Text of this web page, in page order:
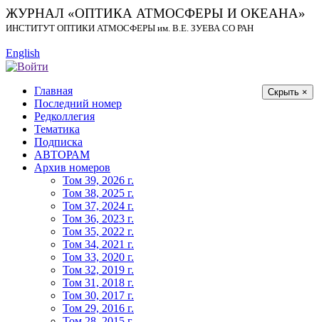
ЖУРНАЛ «ОПТИКА АТМОСФЕРЫ И ОКЕАНА»
ИНСТИТУТ ОПТИКИ АТМОСФЕРЫ им. В.Е. ЗУЕВА СО РАН
English
Скрыть ×
Главная
Последний номер
Редколлегия
Тематика
Подписка
АВТОРАМ
Архив номеров
Том 39, 2026 г.
Том 38, 2025 г.
Том 37, 2024 г.
Том 36, 2023 г.
Том 35, 2022 г.
Том 34, 2021 г.
Том 33, 2020 г.
Том 32, 2019 г.
Том 31, 2018 г.
Том 30, 2017 г.
Том 29, 2016 г.